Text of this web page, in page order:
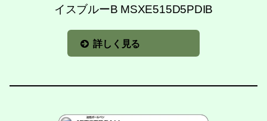
イスブルーB MSXE515D5PDIB
詳しく見る